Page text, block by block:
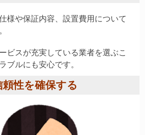
様や保証内容、設置費用について
ビスが充実している業者を選ぶこ
ブルにも安心です。
性を確保する